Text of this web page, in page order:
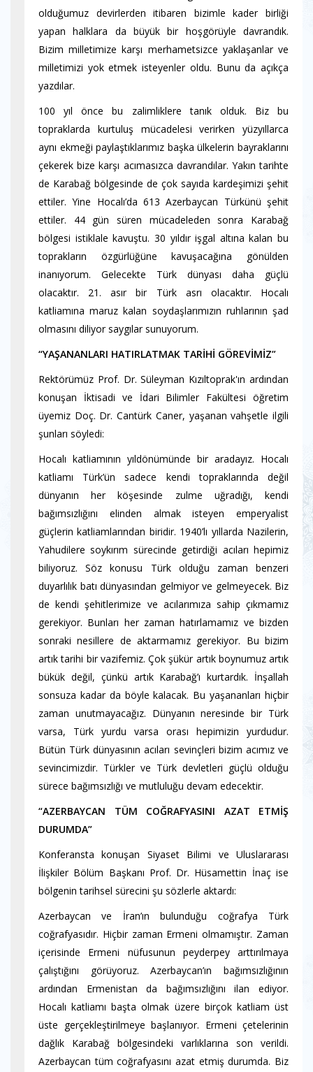
olduğumuz devirlerden itibaren bizimle kader birliği
yapan halklara da büyük bir hoşgörüyle davrandık.
Bizim milletimize karşı merhametsizce yaklaşanlar ve
milletimizi yok etmek isteyenler oldu. Bunu da açıkça
yazdılar.
100 yıl önce bu zalimliklere tanık olduk. Biz bu
topraklarda kurtuluş mücadelesi verirken yüzyıllarca
aynı ekmeği paylaştıklarımız başka ülkelerin bayraklarını
çekerek bize karşı acımasızca davrandılar. Yakın tarihte
de Karabağ bölgesinde de çok sayıda kardeşimizi şehit
ettiler. Yine Hocalı’da 613 Azerbaycan Türkünü şehit
ettiler. 44 gün süren mücadeleden sonra Karabağ
bölgesi istiklale kavuştu. 30 yıldır işgal altına kalan bu
toprakların özgürlüğüne kavuşacağına gönülden
inanıyorum. Gelecekte Türk dünyası daha güçlü
olacaktır. 21. asır bir Türk asrı olacaktır. Hocalı
katliamına maruz kalan soydaşlarımızın ruhlarının şad
olmasını diliyor saygılar sunuyorum.
“YAŞANANLARI HATIRLATMAK TARİHİ GÖREVİMİZ”
Rektörümüz Prof. Dr. Süleyman Kızıltoprak'ın ardından
konuşan İktisadi ve İdari Bilimler Fakültesi öğretim
üyemiz Doç. Dr. Cantürk Caner, yaşanan vahşetle ilgili
şunları söyledi:
Hocalı katliamının yıldönümünde bir aradayız. Hocalı
katliamı Türk’ün sadece kendi topraklarında değil
dünyanın her köşesinde zulme uğradığı, kendi
bağımsızlığını elinden almak isteyen emperyalist
güçlerin katliamlarından biridir. 1940’lı yıllarda Nazilerin,
Yahudilere soykırım sürecinde getirdiği acıları hepimiz
biliyoruz. Söz konusu Türk olduğu zaman benzeri
duyarlılık batı dünyasından gelmiyor ve gelmeyecek. Biz
de kendi şehitlerimize ve acılarımıza sahip çıkmamız
gerekiyor. Bunları her zaman hatırlamamız ve bizden
sonraki nesillere de aktarmamız gerekiyor. Bu bizim
artık tarihi bir vazifemiz. Çok şükür artık boynumuz artık
bükük değil, çünkü artık Karabağ’ı kurtardık. İnşallah
sonsuza kadar da böyle kalacak. Bu yaşananları hiçbir
zaman unutmayacağız. Dünyanın neresinde bir Türk
varsa, Türk yurdu varsa orası hepimizin yurdudur.
Bütün Türk dünyasının acıları sevinçleri bizim acımız ve
sevincimizdir. Türkler ve Türk devletleri güçlü olduğu
sürece bağımsızlığı ve mutluluğu devam edecektir.
“AZERBAYCAN TÜM COĞRAFYASINI AZAT ETMİŞ
DURUMDA”
Konferansta konuşan Siyaset Bilimi ve Uluslararası
İlişkiler Bölüm Başkanı Prof. Dr. Hüsamettin İnaç ise
bölgenin tarihsel sürecini şu sözlerle aktardı:
Azerbaycan ve İran’ın bulunduğu coğrafya Türk
coğrafyasıdır. Hiçbir zaman Ermeni olmamıştır. Zaman
içerisinde Ermeni nüfusunun peyderpey arttırılmaya
çalıştığını görüyoruz. Azerbaycan’ın bağımsızlığının
ardından Ermenistan da bağımsızlığını ilan ediyor.
Hocalı katliamı başta olmak üzere birçok katliam üst
üste gerçekleştirilmeye başlanıyor. Ermeni çetelerinin
dağlık Karabağ bölgesindeki varlıklarına son verildi.
Azerbaycan tüm coğrafyasını azat etmiş durumda. Biz